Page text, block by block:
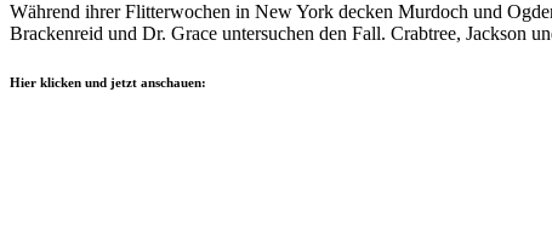
Während ihrer Flitterwochen in New York decken Murdoch und
Brackenreid und Dr. Grace untersuchen den Fall. Crabtree, Jackson
Hier klicken und jetzt anschauen: